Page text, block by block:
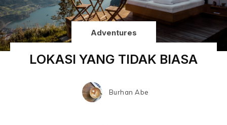
Adventures
LOKASI YANG TIDAK BIASA
Burhan Abe